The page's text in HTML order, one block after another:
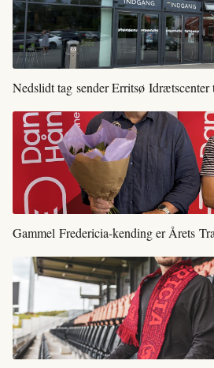
Nedslidt tag sender Erritsø
Gammel Fredericia-kending er Årets